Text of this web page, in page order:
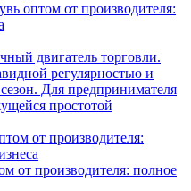
оптом от производителя:
двигатель торговли.
регулярностью и
Для предпринимателя
простотой
от производителя: полное